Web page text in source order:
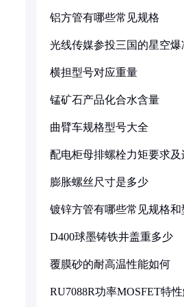
铝方管有哪些常见规格
光线传媒参投三国的星空爆
横担型号对应重量
锰矿石产品化合水含量
曲臂车规格型号大全
配电柜母排螺栓力矩要求及
膨胀螺丝尺寸是多少
镀锌方管有哪些常见规格和
D400球墨铸铁井盖重多少
覆膜砂的耐高温性能如何
RU7088R功率MOSFET特